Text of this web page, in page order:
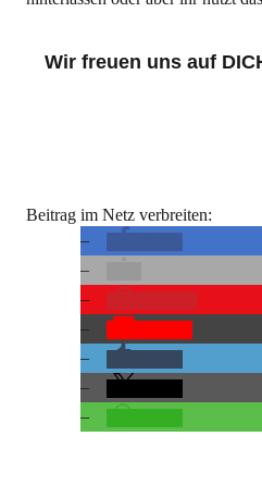
Wir freuen uns auf
Beitrag im Netz verbreiten: